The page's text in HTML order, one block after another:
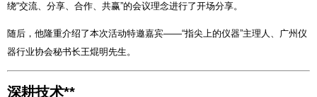
绕“交流、分享、合作、共赢”的会议理念进行了开场分享。
随后，他隆重介绍了本次活动特邀嘉宾——“指尖上的仪器”主理人、广州仪
器行业协会秘书长王焜明先生。
深耕技术**